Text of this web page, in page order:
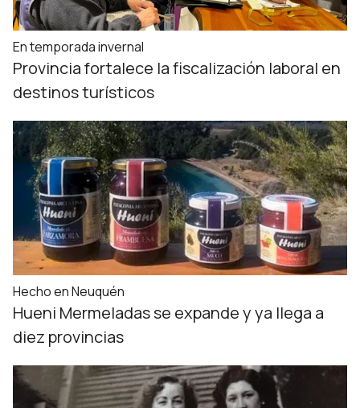
En temporada invernal
Provincia fortalece la fiscalización laboral en
destinos turísticos
Hecho en Neuquén
Hueni Mermeladas se expande y ya llega a
diez provincias